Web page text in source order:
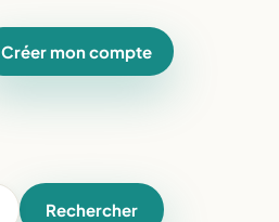
Créer mon compte
Rechercher